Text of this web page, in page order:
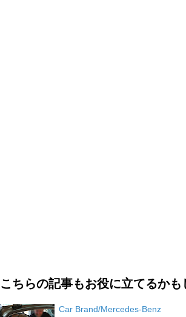
こちらの記事もお役に立てるかも
Car Brand/Mercedes-Benz